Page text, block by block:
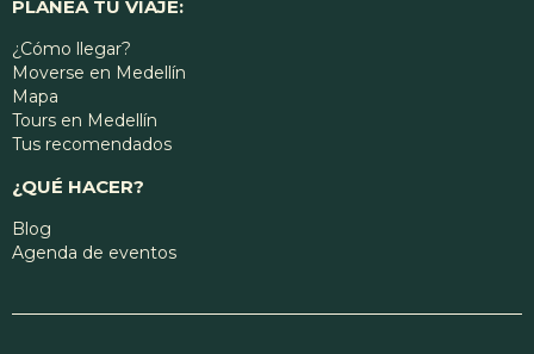
PLANEA TU VIAJE:
¿Cómo llegar?
Moverse en Medellín
Mapa
Tours en Medellín
Tus recomendados
¿QUÉ HACER?
Blog
Agenda de eventos